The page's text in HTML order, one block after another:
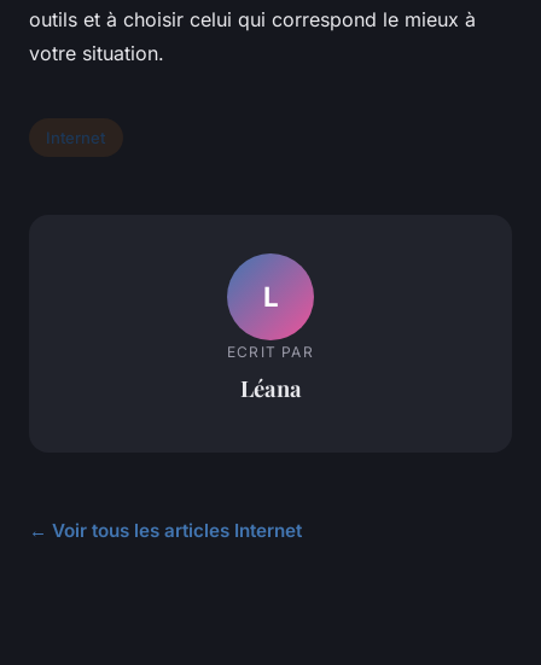
outils et à choisir celui qui correspond le mieux à
votre situation.
Internet
L
ECRIT PAR
Léana
← Voir tous les articles Internet